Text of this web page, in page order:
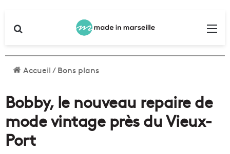
Accueil/Bons plans
Bobby, le nouveau repaire de
mode vintage près du Vieux-
Port